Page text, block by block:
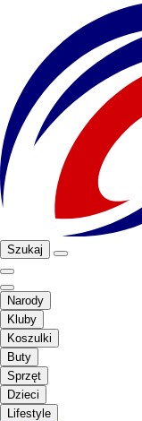
Szukaj
Narody
Kluby
Koszulki
Buty
Sprzęt
Dzieci
Lifestyle